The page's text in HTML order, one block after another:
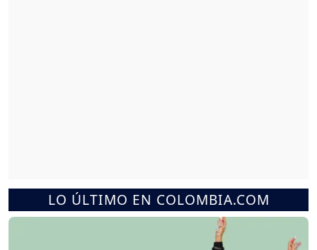
LO ÚLTIMO EN COLOMBIA.COM